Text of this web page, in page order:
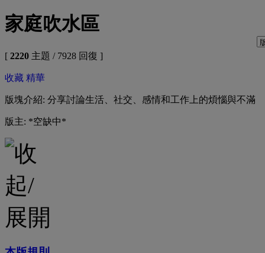
家庭吹水區
[ 2220 主題 / 7928 回復 ]
收藏 精華
版塊介紹: 分享討論生活、社交、感情和工作上的煩惱與不滿
版主: *空缺中*